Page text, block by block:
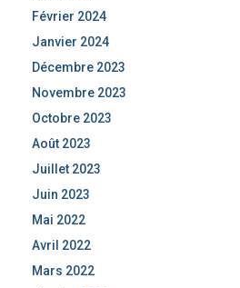
Février 2024
Janvier 2024
Décembre 2023
Novembre 2023
Octobre 2023
Août 2023
Juillet 2023
Juin 2023
Mai 2022
Avril 2022
Mars 2022